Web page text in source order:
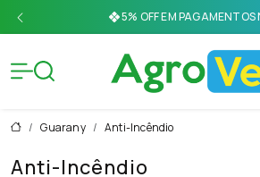
Guarany Anti-Incêndio
Anti-Incêndio